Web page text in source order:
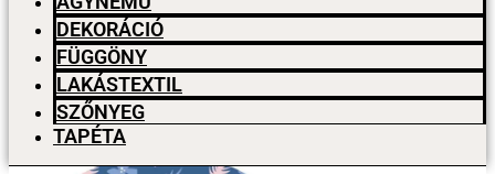
DEKORÁCIÓ
FÜGGÖNY
LAKÁSTEXTIL
SZŐNYEG
TAPÉTA